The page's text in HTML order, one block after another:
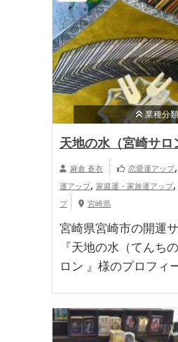
業種分類
天地の水（宮崎サロ
麻倉 蒼衣 恋愛運アップ,
運アップ, 家庭運・家族運アップ,
プ
宮崎県
宮崎県宮崎市の開運
『天地の水（てんち
ロン 』様のプロフィ